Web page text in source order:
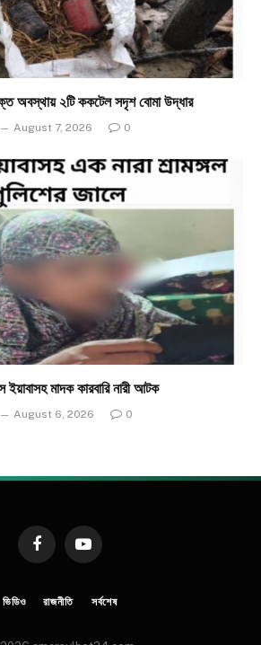
অবস্থায় ২টি ককটেল সদৃশ বোমা উদ্ধার
August 7, 2026 0
ইয়াবাসহ মাদক কারবারি নারী আটক
August 6, 2026 0
FacebookYouTube
ভিডিও রাজনীতি সর্বশেষ